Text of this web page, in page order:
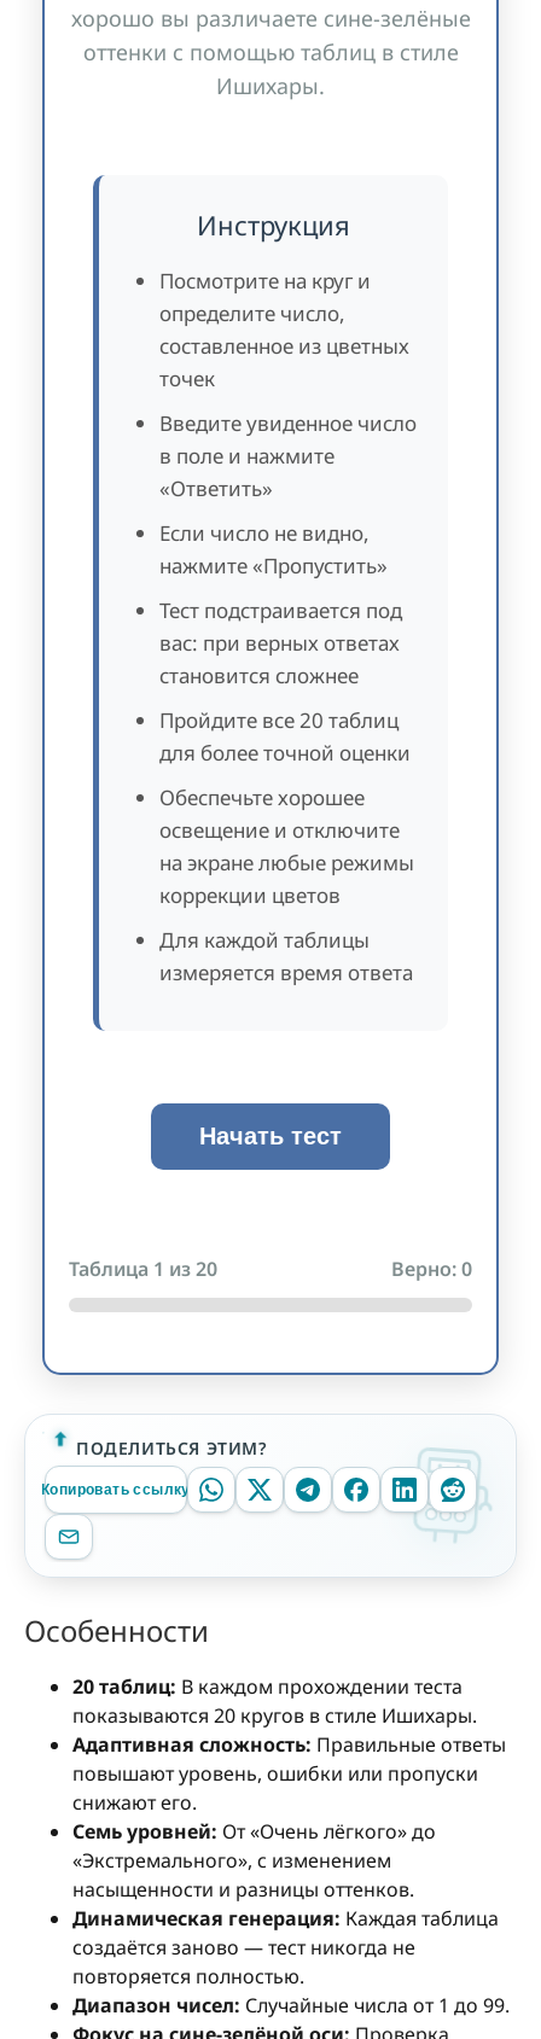
хорошо вы различаете сине-зелёные
оттенки с помощью таблиц в стиле
Ишихары.
Инструкция
Посмотрите на круг и
определите число,
составленное из цветных
точек
Введите увиденное число
в поле и нажмите
«Ответить»
Если число не видно,
нажмите «Пропустить»
Тест подстраивается под
вас: при верных ответах
становится сложнее
Пройдите все 20 таблиц
для более точной оценки
Обеспечьте хорошее
освещение и отключите
на экране любые режимы
коррекции цветов
Для каждой таблицы
измеряется время ответа
Начать тест
Таблица 1 из 20 Верно:0
ПОДЕЛИТЬСЯ ЭТИМ?
Копировать ссылку
Особенности
20 таблиц: В каждом прохождении теста
показываются 20 кругов в стиле Ишихары.
Адаптивная сложность: Правильные ответы
повышают уровень, ошибки или пропуски
снижают его.
Семь уровней: От «Очень лёгкого» до
«Экстремального», с изменением
насыщенности и разницы оттенков.
Динамическая генерация: Каждая таблица
создаётся заново — тест никогда не
повторяется полностью.
Диапазон чисел: Случайные числа от 1 до 99.